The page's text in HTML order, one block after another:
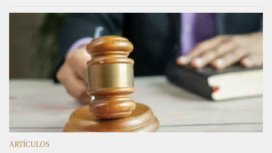
ARTÍCULOS